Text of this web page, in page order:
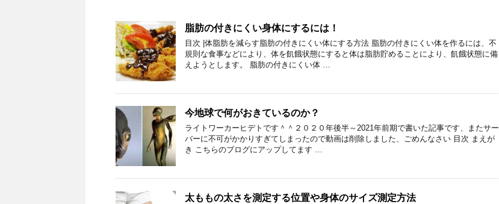
脂肪の付きにくい身体にするには！
目次 |体脂肪を減らす脂肪の付きにくい体にする方法 脂肪の付きにくい体を作るには、不
規則な食事などにより、体を飢餓状態にすると体は脂肪貯めることにより、飢餓状態に備
えようとします。 脂肪の付きにくい体 …
今地球で何がおきているのか？
ライトワーカーヒデトです＾＾２０２０年後半～2021年前期で書いた記事です、またサー
バーに不可がかかりすぎてしまったので動画は削除しました、ごめんなさい 目次 まえが
き こちらのブログにアップしてます …
太ももの太さを測定する位置や身体のサイズ測定方法